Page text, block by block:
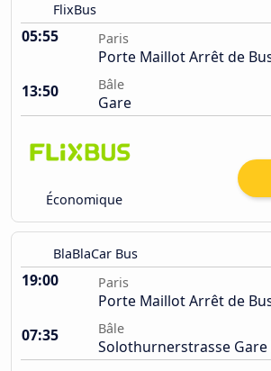
FlixBus
05:55 Paris
Porte Maillot Arrêt de
13:50
Bâle
Gare
Économique
BlaBlaCar Bus
19:00 Paris
Porte Maillot Arrêt de
07:35
Bâle
Solothurnerstrasse